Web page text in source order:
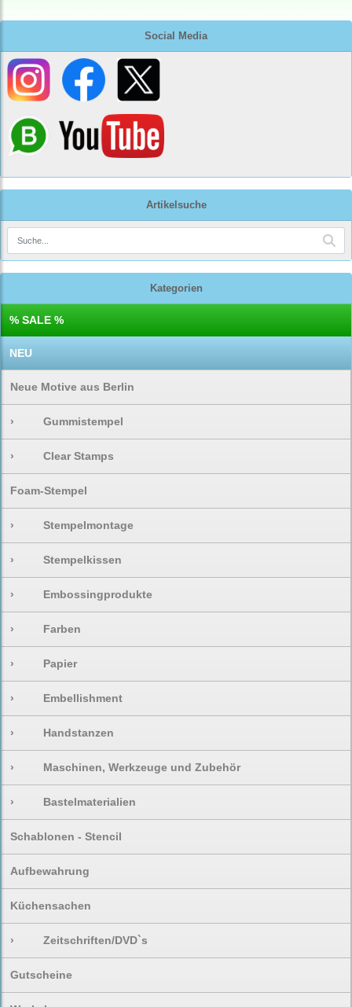
Social Media
Artikelsuche
Kategorien
% SALE %
NEU
Neue Motive aus Berlin
› Gummistempel
› Clear Stamps
Foam-Stempel
› Stempelmontage
› Stempelkissen
› Embossingprodukte
› Farben
› Papier
› Embellishment
› Handstanzen
› Maschinen, Werkzeuge und Zubehör
› Bastelmaterialien
Schablonen - Stencil
Aufbewahrung
Küchensachen
› Zeitschriften/DVD`s
Gutscheine